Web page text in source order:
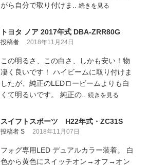
がら自分で取り付けま.. 続きを見る
トヨタ ノア 2017年式 DBA-ZRR80G
投稿者 2018年11月24日
この明るさ、この白さ、しかも安い！物
凄く良いです！ ハイビームに取り付けま
したが、純正のLEDロービームよりも白
くて明るいです。 純正の.. 続きを見る
スイフトスポーツ H22年式・ZC31S
投稿者 S 2018年11月07日
フォグ専用LED デュアルカラー装着。 白
色から黄色にスイッチオン→オフ→オン